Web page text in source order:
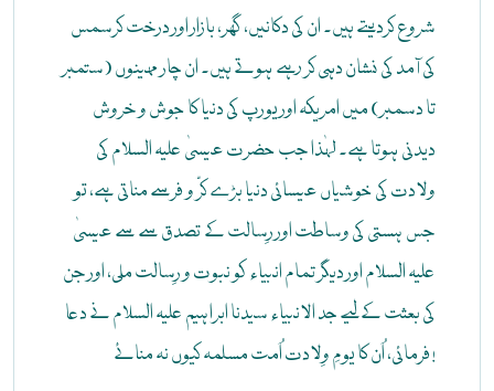
شروع کردیتے ہیں۔ ان کی دکانیں، گھر، بازار اور درخت کرسمس
کی آمد کی نشان دہی کر رہے ہوتے ہیں۔ ان چار مہینوں (ستمبر
تا دسمبر) میں امریکہ اور یورپ کی دنیا کا جوش و خروش
دیدنی ہوتا ہے۔ لہٰذا جب حضرت عیسیٰ علیہ السلام کی
ولادت کی خوشیاں عیسائی دنیا بڑے کرّ و فرسے مناتی ہے، تو
جس ہستی کی وساطت اور رِسالت کے تصدق سے سے عیسیٰ
علیہ السلام اور دیگر تمام انبیاء کو نبوت و رِسالت ملی، اور جن
کی بعثت کے لیے جد الانبیاء سیدنا ابراہیم علیہ السلام نے دعا
فرمائی، اُن کا یومِ وِلادت اُمت مسلمہ کیوں نہ منائے!